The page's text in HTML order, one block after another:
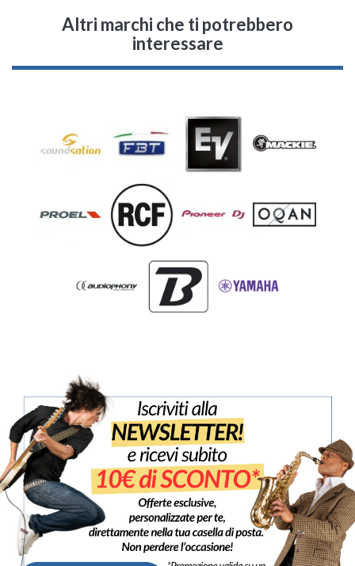
Altri marchi che ti potrebbero
interessare